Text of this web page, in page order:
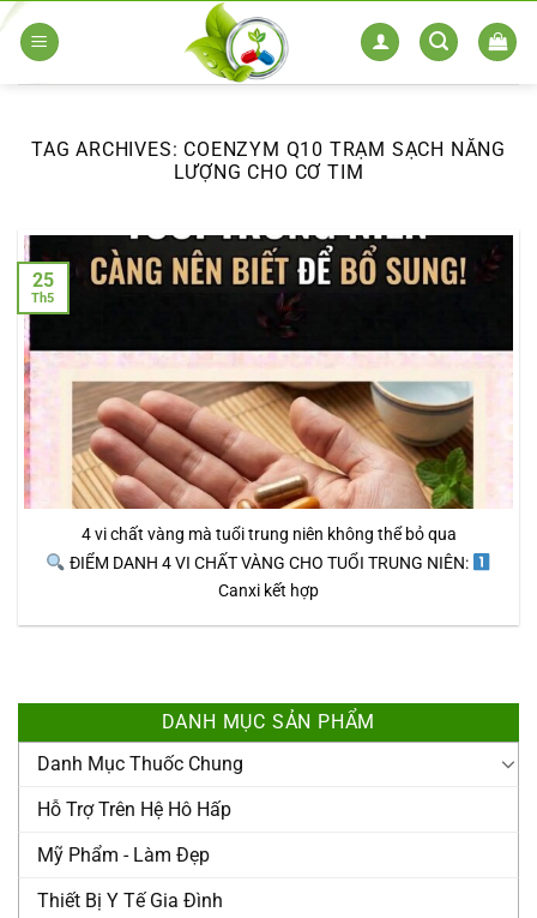
Skip
TAG ARCHIVES: COENZYM Q10 TRẠM SẠCH NĂNG
LƯỢNG CHO CƠ TIM
4 vi chất vàng mà tuổi trung niên không thể bỏ qua
ĐIỂM DANH 4 VI CHẤT VÀNG CHO TUỔI TRUNG NIÊN: ​
Canxi kết hợp
25
Th5
DANH MỤC SẢN PHẨM
Danh Mục Thuốc Chung
Hỗ Trợ Trên Hệ Hô Hấp
Mỹ Phẩm - Làm Đẹp
Thiết Bị Y Tế Gia Đình